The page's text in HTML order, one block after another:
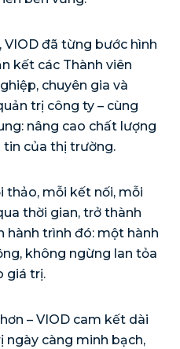
đã từng bước hình
kết các Thành viên
chuyên gia và
trị công ty – cùng
nâng cao chất lượng
tin của thị trường.
thảo, mỗi kết nối, mỗi
thời gian, trở thành
hành trình đó: một hành
không ngừng lan tỏa
giá trị.
– VIOD cam kết dài
ngày càng minh bạch,